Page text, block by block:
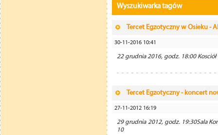
Wyszukiwarka tagów
Tercet Egzotyczny w Osieku -
30-11-2016 10:41
22 grudnia 2016, godz. 18:00
Tercet Egzotyczny - koncert
27-11-2012 16:19
29 grudnia 2012, godz. 19:30Sala
10